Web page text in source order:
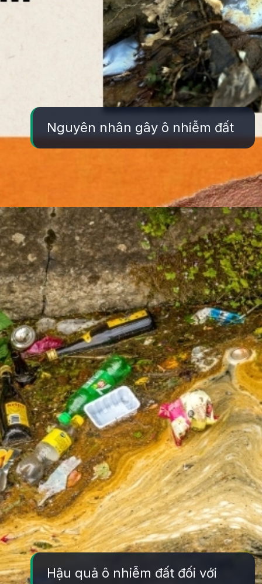
Nguyên nhân gây ô nhiễm đất
Đang mở https://yeukhoahoc.edu.vn/nguyen-nhan-o-nhiem-dat
Hậu quả ô nhiễm đất đối với